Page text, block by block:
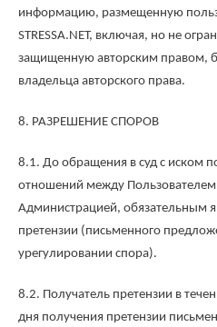
информацию, размещенную
STRESSA.NET, включая, но не
защищенную авторским правом,
владельца авторского права.
8. РАЗРЕШЕНИЕ СПОРОВ
8.1. До обращения в суд с иском
отношений между Пользователем
Администрацией, обязательным
претензии (письменного
урегулировании спора).
8.2. Получатель претензии в
дня получения претензии